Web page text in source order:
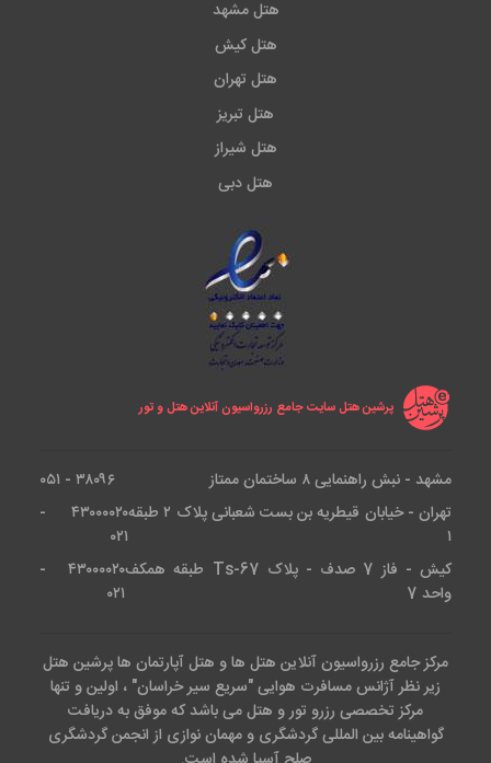
هتل مشهد
هتل کیش
هتل تهران
هتل تبریز
هتل شیراز
هتل دبی
پرشین هتل سایت جامع رزرواسیون آنلاین هتل و تور
مشهد - نبش راهنمایی ۸ ساختمان ممتاز
۳۸۰۹۶ - ۰۵۱
تهران - خیابان قیطریه بن بست شعبانی پلاک ۲ طبقه
۱
۴۳۰۰۰۰۲۰ -
۰۲۱
کیش - فاز 7 صدف - پلاک Ts-67 طبقه همکف
واحد 7
۴۳۰۰۰۰۲۰ -
۰۲۱
مرکز جامع رزرواسیون آنلاین هتل ها و هتل آپارتمان ها پرشین هتل
زیر نظر آژانس مسافرت هوایی "سریع سیر خراسان" ، اولین و تنها
مرکز تخصصی رزرو تور و هتل می باشد که موفق به دریافت
گواهینامه بین المللی گردشگری و مهمان نوازی از انجمن گردشگری